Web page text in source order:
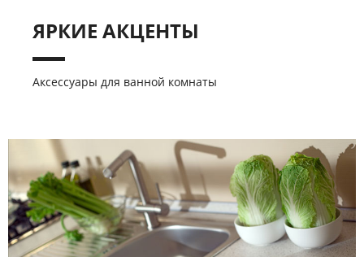
ЯРКИЕ АКЦЕНТЫ
Аксессуары для ванной комнаты